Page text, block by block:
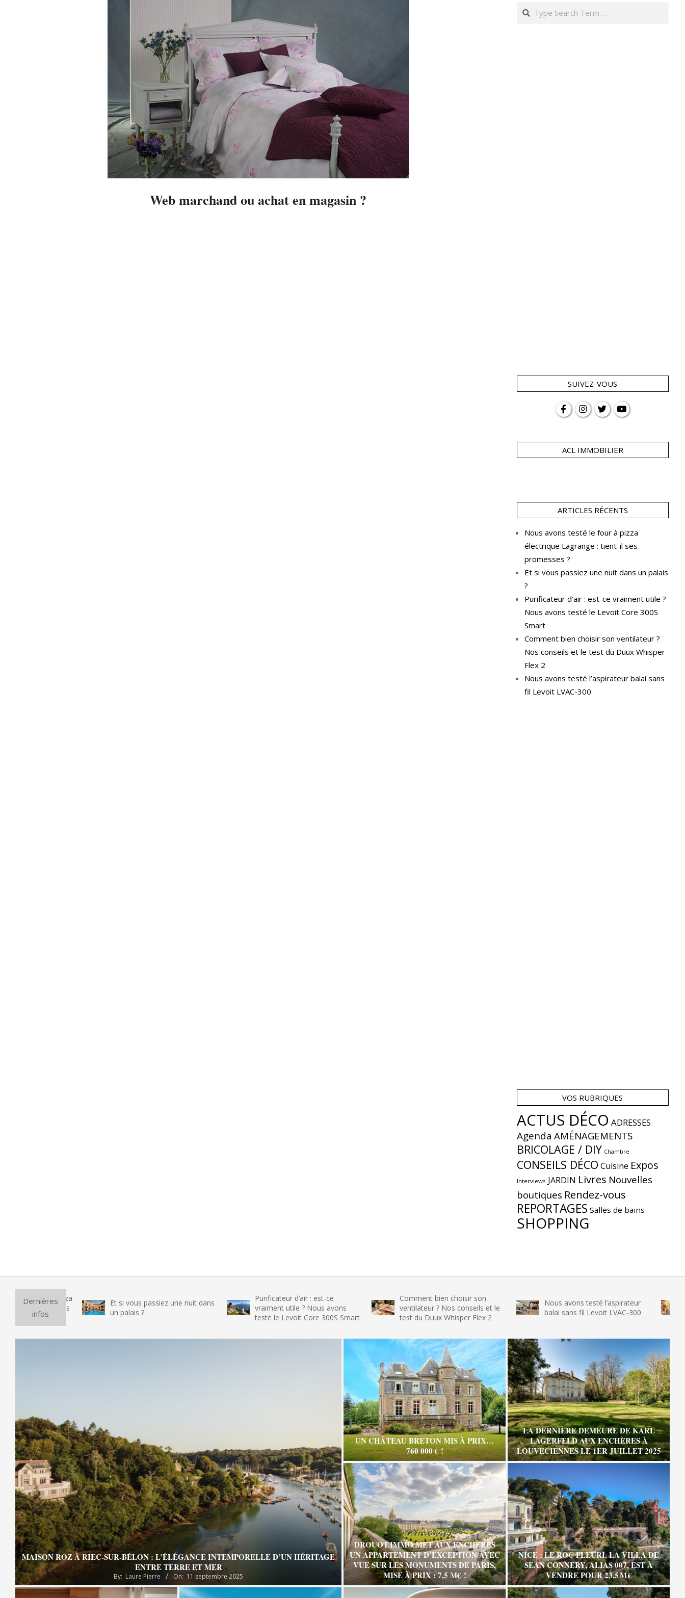
Web marchand ou achat en magasin ?
Search
SUIVEZ-VOUS
ACL IMMOBILIER
ARTICLES RÉCENTS
Nous avons testé le four à pizza
électrique Lagrange : tient-il ses
promesses ?
Et si vous passiez une nuit dans un palais
?
Purificateur d’air : est-ce vraiment utile ?
Nous avons testé le Levoit Core 300S
Smart
Comment bien choisir son ventilateur ?
Nos conseils et le test du Duux Whisper
Flex 2
Nous avons testé l’aspirateur balai sans
fil Levoit LVAC-300
VOS RUBRIQUES
ACTUS DÉCO ADRESSES
Agenda AMÉNAGEMENTS
BRICOLAGE / DIY Chambre
CONSEILS DÉCO Cuisine Expos
Interviews JARDIN Livres Nouvelles
boutiques Rendez-vous
REPORTAGES Salles de bains
SHOPPING
Dernières
infos
Et si vous passiez une nuit dans
un palais ?
Purificateur d’air : est-ce
vraiment utile ? Nous avons
testé le Levoit Core 300S Smart
Comment bien choisir son
ventilateur ? Nos conseils et le
test du Duux Whisper Flex 2
Nous avons testé l’aspirateur
balai sans fil Levoit LVAC-300
Nous
glace
MAISON ROZ À RIEC-SUR-BÉLON : L’ÉLÉGANCE INTEMPORELLE D’UN HÉRITAGE
ENTRE TERRE ET MER
By: Laure Pierre On: 11 septembre 2025
UN CHÂTEAU BRETON MIS À PRIX…
760 000 € !
LA DERNIÈRE DEMEURE DE KARL
LAGERFELD AUX ENCHÈRES À
LOUVECIENNES LE 1ER JUILLET 2025
DROUOT.IMMO MET AUX ENCHÈRES
UN APPARTEMENT D’EXCEPTION AVEC
VUE SUR LES MONUMENTS DE PARIS,
MISE À PRIX : 7,5 M€ !
NICE : LE ROC FLEURI, LA VILLA DE
SEAN CONNERY, ALIAS 007, EST À
VENDRE POUR 23,5 M €